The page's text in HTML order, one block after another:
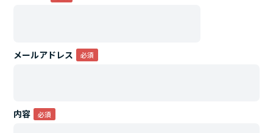
メールアドレス
内容